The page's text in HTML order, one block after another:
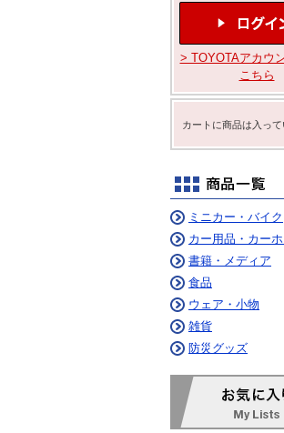
> TOYOTAアカウ
こちら
カートに商品は入って
ミニカー・バイク
カー用品・カー
書籍・メディア
食品
ウェア・小物
雑貨
防災グッズ